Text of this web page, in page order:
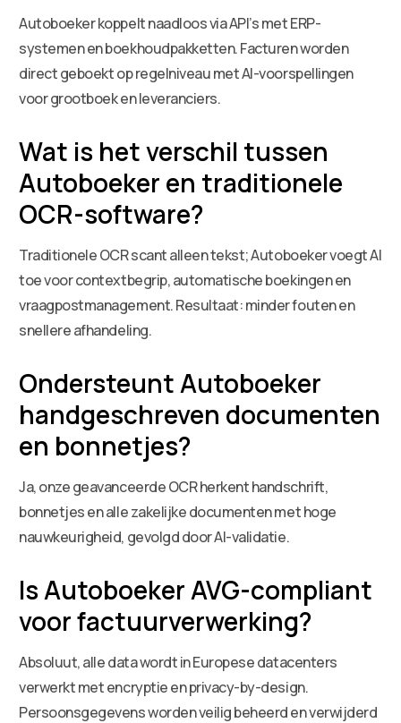
Autoboeker koppelt naadloos via API’s met ERP-
systemen en boekhoudpakketten. Facturen worden
direct geboekt op regelniveau met AI-voorspellingen
voor grootboek en leveranciers.
Wat is het verschil tussen
Autoboeker en traditionele
OCR-software?
Traditionele OCR scant alleen tekst; Autoboeker voegt AI
toe voor contextbegrip, automatische boekingen en
vraagpostmanagement. Resultaat: minder fouten en
snellere afhandeling.
Ondersteunt Autoboeker
handgeschreven documenten
en bonnetjes?
Ja, onze geavanceerde OCR herkent handschrift,
bonnetjes en alle zakelijke documenten met hoge
nauwkeurigheid, gevolgd door AI-validatie.
Is Autoboeker AVG-compliant
voor factuurverwerking?
Absoluut, alle data wordt in Europese datacenters
verwerkt met encryptie en privacy-by-design.
Persoonsgegevens worden veilig beheerd en verwijderd